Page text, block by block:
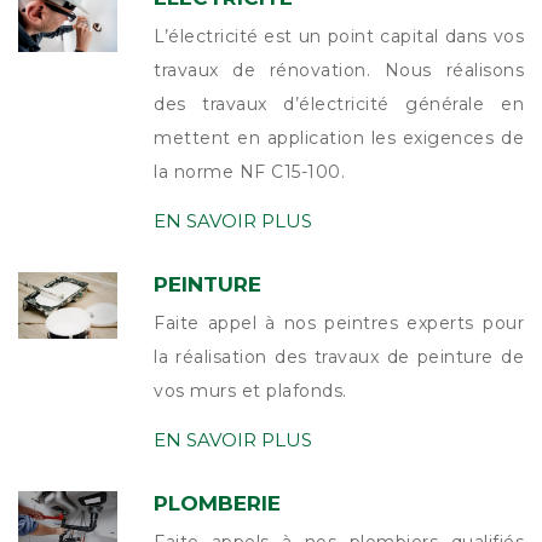
L’électricité est un point capital dans vos
travaux de rénovation. Nous réalisons
des travaux d’électricité générale en
mettent en application les exigences de
la norme NF C15-100.
EN SAVOIR PLUS
PEINTURE
Faite appel à nos peintres experts pour
la réalisation des travaux de peinture de
vos murs et plafonds.
EN SAVOIR PLUS
PLOMBERIE